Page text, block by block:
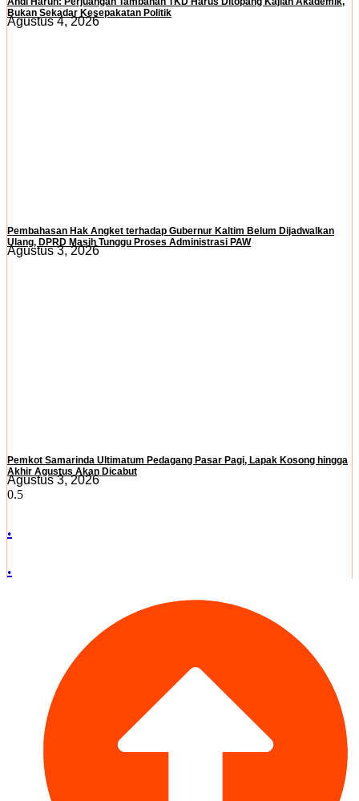
Bukan Sekadar Kesepakatan Politik
Agustus 4, 2026
Pembahasan Hak Angket terhadap Gubernur Kaltim Belum Dijadwalkan
Ulang, DPRD Masih Tunggu Proses Administrasi PAW
Agustus 3, 2026
Pemkot Samarinda Ultimatum Pedagang Pasar Pagi, Lapak Kosong hingga
Akhir Agustus Akan Dicabut
Agustus 3, 2026
.
.